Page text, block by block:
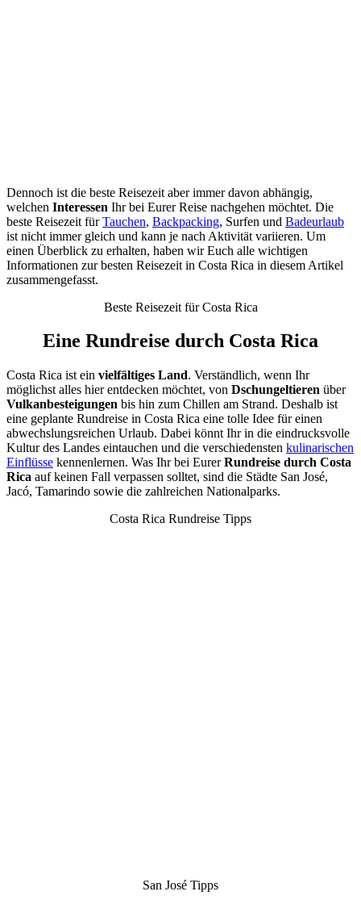
Dennoch ist die beste Reisezeit aber immer davon abhängig,
welchen Interessen Ihr bei Eurer Reise nachgehen möchtet. Die
beste Reisezeit fürTauchen, Backpacking, Surfen und Badeurlaub
ist nicht immer gleich und kann je nach Aktivität variieren. Um
einen Überblick zu erhalten, haben wir Euch alle wichtigen
Informationen zur besten Reisezeit in Costa Rica in diesem Artikel
zusammengefasst.
Beste Reisezeit für Costa Rica
Eine Rundreise durch Costa Rica
Costa Rica ist ein vielfältiges Land. Verständlich, wenn Ihr
möglichst alles hier entdecken möchtet, von Dschungeltieren über
Vulkanbesteigungen bis hin zum Chillen am Strand. Deshalb ist
eine geplante Rundreise in Costa Rica eine tolle Idee für einen
abwechslungsreichen Urlaub. Dabei könnt Ihr in die eindrucksvolle
Kultur des Landes eintauchen und die verschiedensten kulinarischen
Einflüsse kennenlernen. Was Ihr bei EurerRundreise durch Costa
Rica auf keinen Fall verpassen solltet, sind die Städte San José,
Jacó, Tamarindo sowie die zahlreichen Nationalparks.
Costa Rica Rundreise Tipps
San José Tipps